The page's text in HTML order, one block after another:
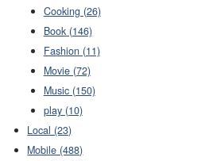
Cooking (26)
Book (146)
Fashion (11)
Movie (72)
Music (150)
play (10)
Local (23)
Mobile (488)